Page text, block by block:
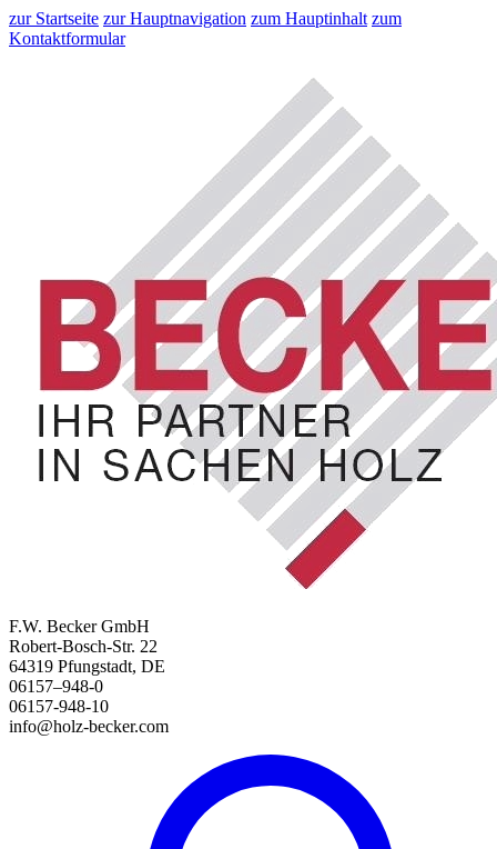
zur Startseite zur Hauptnavigation zum Hauptinhalt zum
Kontaktformular
F.W. Becker GmbH
Robert-Bosch-Str. 22
64319 Pfungstadt, DE
06157–948-0
06157-948-10
info@holz-becker.com